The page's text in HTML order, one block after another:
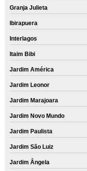
Granja Julieta
Ibirapuera
Interlagos
Itaim Bibi
Jardim América
Jardim Leonor
Jardim Marajoara
Jardim Novo Mundo
Jardim Paulista
Jardim São Luiz
Jardim Ângela